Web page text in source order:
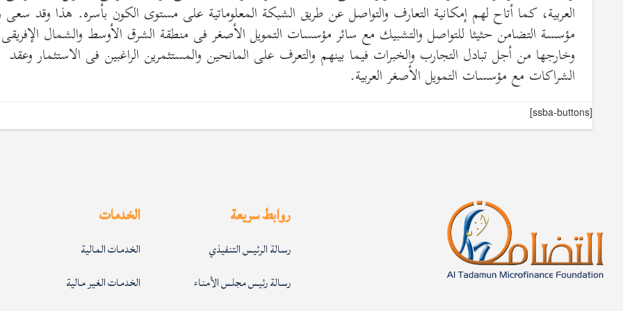
العربية، كما أتاح لهم إمكانية التعارف والتواصل عن طريق الشبكة المعلوماتية على مستوى الكون بأسره. هذا وقد
مؤسسة التضامن حثيثا للتواصل والتشبيك مع سائر مؤسسات التمويل الأصغر فى منطقة الشرق الأوسط والشمال الإفريقى
وخارجها من أجل تبادل التجارب والخبرات فيما بينهم والتعرف على المانحين والمستثمرين الراغبين فى الاستثمار وعقد
الشراكات مع مؤسسات التمويل الأصغر العربية.
[ssba-buttons]
روابط سريعة
رسالة الرئيس التنفيذي
رسالة رئيس مجلس الأمناء
الخدمات
الخدمات المالية
الخدمات الغير مالية